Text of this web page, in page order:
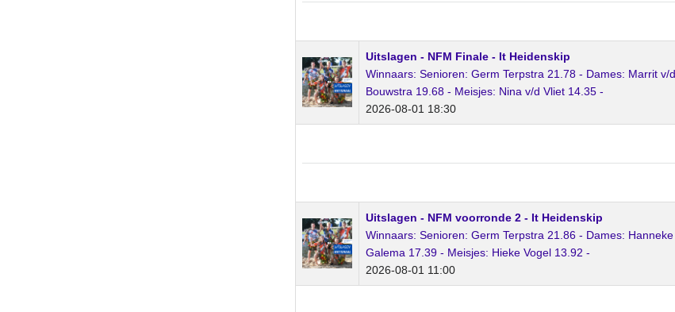
Uitslagen - NFM Finale - It Heidenskip
Winnaars: Senioren: Germ Terpstra 21.78 - Dames: Marrit
Bouwstra 19.68 - Meisjes: Nina v/d Vliet 14.35 -
2026-08-01 18:30
Uitslagen - NFM voorronde 2 - It Heidenskip
Winnaars: Senioren: Germ Terpstra 21.86 - Dames:
Galema 17.39 - Meisjes: Hieke Vogel 13.92 -
2026-08-01 11:00